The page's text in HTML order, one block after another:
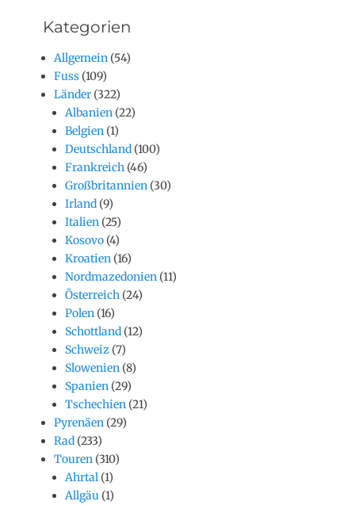
Kategorien
Allgemein (54)
Fuss (109)
Länder (322)
Albanien (22)
Belgien (1)
Deutschland (100)
Frankreich (46)
Großbritannien (30)
Irland (9)
Italien (25)
Kosovo (4)
Kroatien (16)
Nordmazedonien (11)
Österreich (24)
Polen (16)
Schottland (12)
Schweiz (7)
Slowenien (8)
Spanien (29)
Tschechien (21)
Pyrenäen (29)
Rad (233)
Touren (310)
Ahrtal (1)
Allgäu (1)